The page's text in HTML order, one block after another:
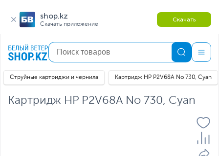
shop.kz
Скачать приложение
Скачать
Струйные картриджи и чернила Картридж HP P2V68A No 730, Cyan
Картридж HP P2V68A No 730, Cyan